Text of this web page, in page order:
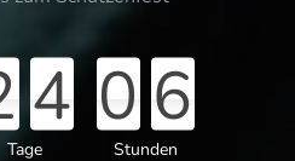
4
Tage
0 6
Stunden